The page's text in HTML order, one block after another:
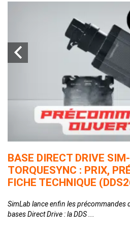
BASE DIRECT DRIVE
TORQUESYNC : PRIX,
FICHE TECHNIQUE
SimLab lance enfin les précommandes
bases Direct Drive : la DDS ...